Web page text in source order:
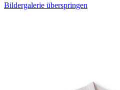
Bildergalerie überspringen